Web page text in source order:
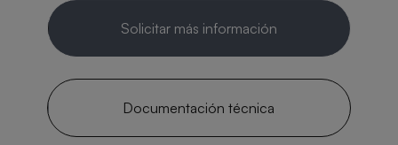
Solicitar más información
Documentación técnica